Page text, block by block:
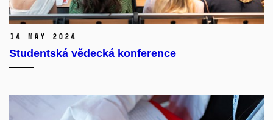
14 May 2024
Studentská vědecká konference